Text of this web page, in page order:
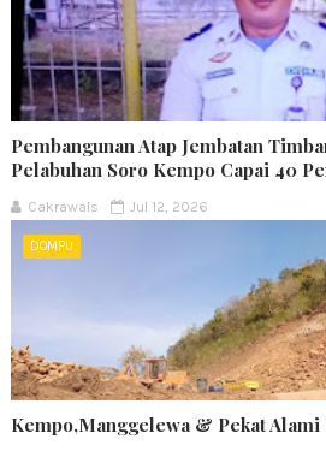
Pembangunan Atap Jembatan
Pelabuhan Soro Kempo Capai 40
Cakrawals Jul 12, 2026
DOMPU
Kempo,Manggelewa & Pekat Alami